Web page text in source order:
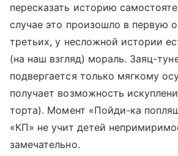
пересказать историю
случае это произошло в первую
третьих, у несложной истории
(на наш взгляд) мораль. Заяц-
подвергается только мягкому
получает возможность
торта). Момент «Пойди-ка
«КП» не учит детей
замечательно.